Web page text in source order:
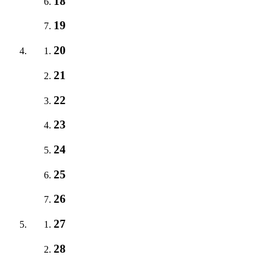
19
20
21
22
23
24
25
26
27
28